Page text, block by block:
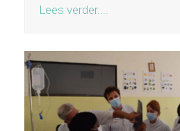
Lees verder....